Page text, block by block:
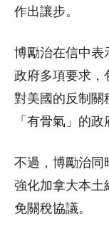
作出讓步。
博勵治在信中表
政府多項要求，
對美國的反制關
「有骨氣」的政
不過，博勵治同
強化加拿大本土
免關稅協議。